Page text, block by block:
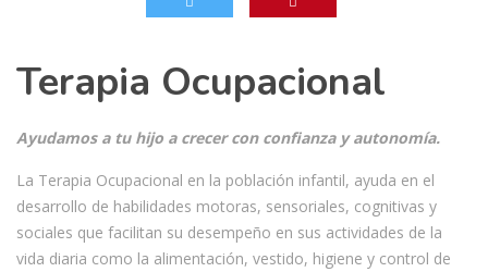
Terapia Ocupacional
Ayudamos a tu hijo a crecer con confianza y autonomía.
La Terapia Ocupacional en la población infantil, ayuda en el
desarrollo de habilidades motoras, sensoriales, cognitivas y
sociales que facilitan su desempeño en sus actividades de la
vida diaria como la alimentación, vestido, higiene y control de